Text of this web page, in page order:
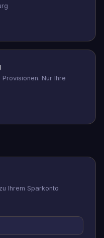
Nur Ihre
Ihrem Sparkonto